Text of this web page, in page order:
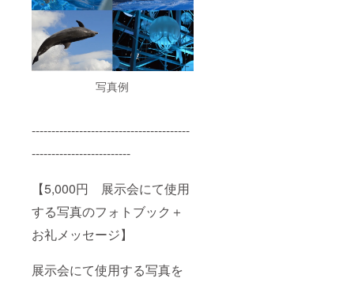
写真例
----------------------------------------
-------------------------
【5,000円 展示会にて使用
する写真のフォトブック＋
お礼メッセージ】
展示会にて使用する写真を